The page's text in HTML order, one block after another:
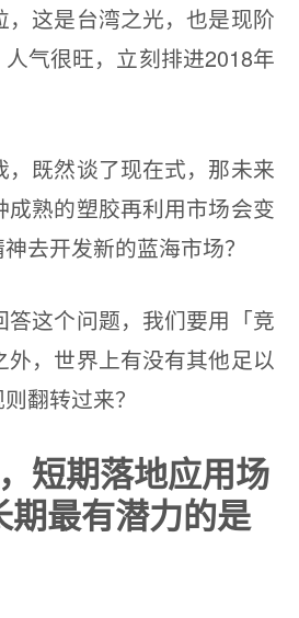
这是台湾之光，也是现阶
气很旺，立刻排进2018年
既然谈了现在式，那未来
熟的塑胶再利用市场会变
去开发新的蓝海市场？
这个问题，我们要用「竞
，世界上有没有其他足以
翻转过来？
短期落地应用场
最有潜力的是